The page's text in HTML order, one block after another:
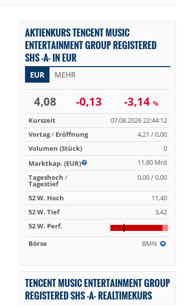
AKTIENKURS TENCENT MUSIC
ENTERTAINMENT GROUP REGISTERED
SHS -A- IN EUR
EUR MEHR
4,08 -0,13 -3,14 %
Kurszeit
07.08.2026 22:44:12
Vortag/ Eröffnung
4,21 / 0,00
Volumen (Stück)
0
Marktkap. (EUR)
11,80 Mrd
Tageshoch /
Tagestief
0,00 / 0,00
52 W. Hoch
11,40
52 W. Tief
3,42
52 W. Perf.
Börse
BMN
TENCENT MUSIC ENTERTAINMENT GROUP
REGISTERED SHS -A- REALTIMEKURS